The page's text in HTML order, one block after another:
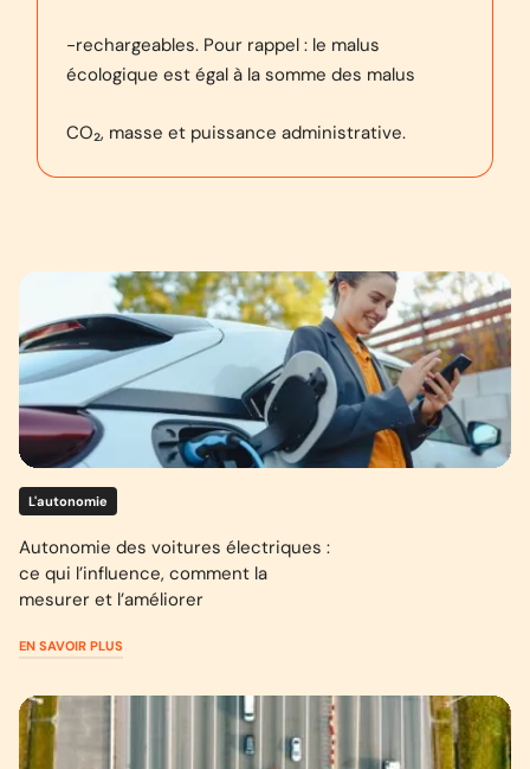
-rechargeables. Pour rappel : le malus
écologique est égal à la somme des malus
CO₂, masse et puissance administrative.
L'autonomie
Autonomie des voitures électriques :
ce qui l’influence, comment la
mesurer et l’améliorer
EN SAVOIR PLUS